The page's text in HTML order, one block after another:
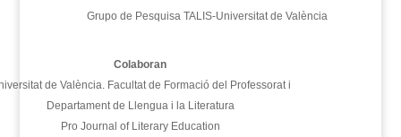
Grupo de Pesquisa TALIS-Universitat de València
Colaboran
de València. Facultat de Formació del Professorat i
Departament de Llengua i la Literatura
Pro Journal of Literary Education